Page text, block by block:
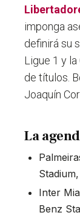
imponga
definirá su
Ligue 1 y
de títulos.
Joaquín
La
Inter
Benz